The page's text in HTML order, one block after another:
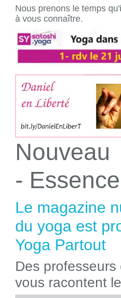
Nous prenons le temps
à vous connaître.
Nouveau
- Essence
Le magazine
du yoga est
Yoga Partout
Des
vous racontent